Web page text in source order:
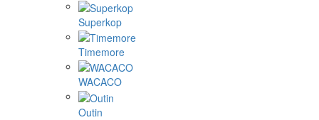
Superkop
Timemore
WACACO
Outin